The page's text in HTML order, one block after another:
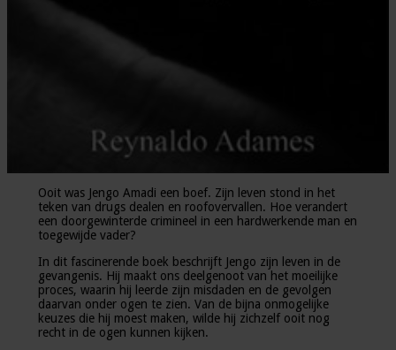
Ooit was Jengo Amadi een boef. Zijn leven stond in het
teken van drugs dealen en roofovervallen. Hoe verandert
een doorgewinterde crimineel in een hardwerkende man en
toegewijde vader?
In dit fascinerende boek beschrijft Jengo zijn leven in de
gevangenis. Hij maakt ons deelgenoot van het moeilijke
proces, waarin hij leerde zijn misdaden en de gevolgen
daarvan onder ogen te zien. Van de bijna onmogelijke
keuzes die hij moest maken, wilde hij zichzelf ooit nog
recht in de ogen kunnen kijken.